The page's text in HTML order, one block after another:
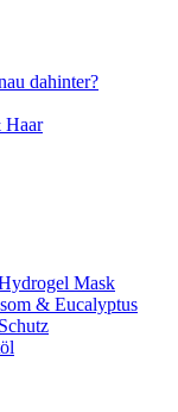
dahinter?
Haar
Mask
& Eucalyptus